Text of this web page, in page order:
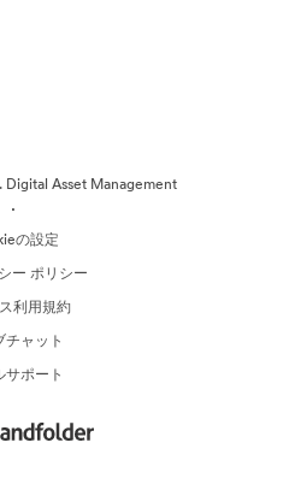
Asset Management
·
の設定
ー ポリシー
利用規約
チャット
サポート